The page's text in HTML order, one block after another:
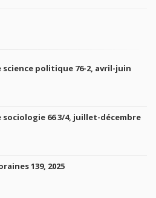
science politique 76-2, avril-juin
sociologie 66 3/4, juillet-décembre
139, 2025